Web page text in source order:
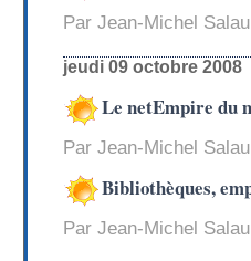
Par Jean-Michel
jeudi 09 octobre 2008
Le netEmpire du
Par Jean-Michel
Bibliothèques,
Par Jean-Michel